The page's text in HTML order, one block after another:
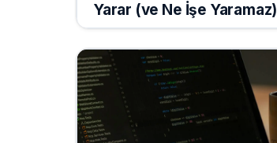
Yarar (ve Ne İşe Yaramaz)